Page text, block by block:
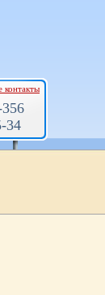
контакты
34